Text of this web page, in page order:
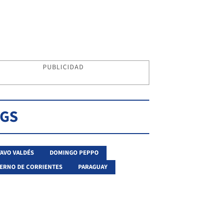
PUBLICIDAD
VALDÉS
DOMINGO PEPPO
DE CORRIENTES
PARAGUAY